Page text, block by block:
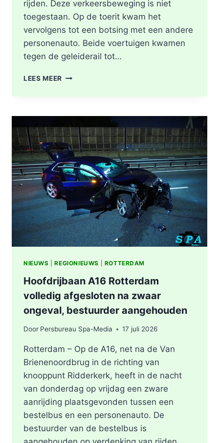
rijden. Deze verkeersbeweging is niet
toegestaan. Op de toerit kwam het
vervolgens tot een botsing met een andere
personenauto. Beide voertuigen kwamen
tegen de geleiderail tot…
LEES MEER GEWONDE
NA
ONGEVAL
TOERIT
A16
BERGSCHENHOEK
RICHTING
ROTTERDAM
NIEUWS |REGIONIEUWS ROTTERDAM
Hoofdrijbaan A16 Rotterdam
volledig afgesloten na zwaar
ongeval, bestuurder aangehouden
Door Persbureau Spa-Media 17 juli 2026
Rotterdam – Op de A16, net na de Van
Brienenoordbrug in de richting van
knooppunt Ridderkerk, heeft in de nacht
van donderdag op vrijdag een zware
aanrijding plaatsgevonden tussen een
bestelbus en een personenauto. De
bestuurder van de bestelbus is